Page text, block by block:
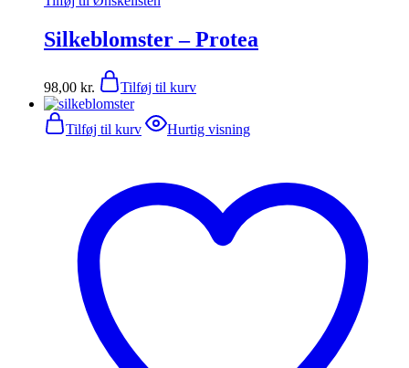
Silkeblomster – Protea
98,00 kr. Tilføj til kurv
Tilføj til kurv Hurtig visning